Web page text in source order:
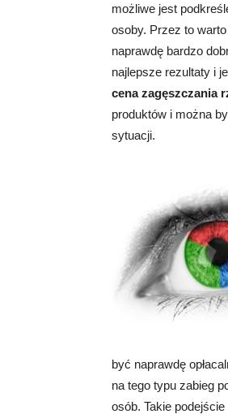
możliwe jest
osoby. Przez to
naprawdę bardzo
najlepsze rezultaty i
cena zagęszczania
produktów i można
sytuacji.
być naprawdę
na tego typu zabieg
osób. Takie